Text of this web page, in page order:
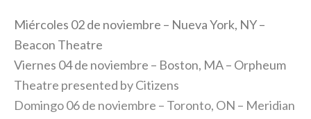
Miércoles 02 de noviembre – Nueva York, NY –
Beacon Theatre
Viernes 04 de noviembre – Boston, MA – Orpheum
Theatre presented by Citizens
Domingo 06 de noviembre – Toronto, ON – Meridian